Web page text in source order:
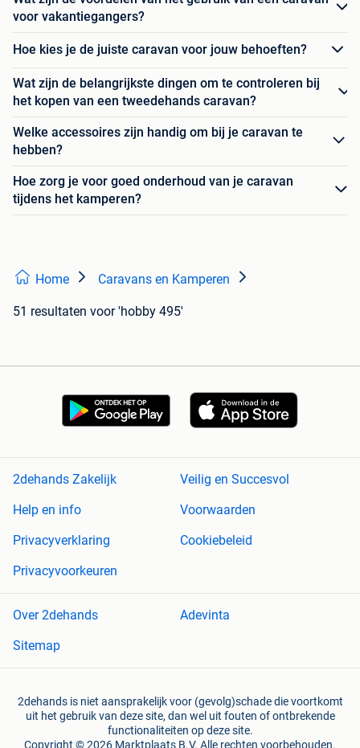
voor vakantiegangers?
Hoe kies je de juiste caravan voor jouw behoeften?
Wat zijn de belangrijkste dingen om te controleren bij
het kopen van een tweedehands caravan?
Welke accessoires zijn handig om bij je caravan te
hebben?
Hoe zorg je voor goed onderhoud van je caravan
tijdens het kamperen?
Home Caravans en Kamperen
51 resultaten voor 'hobby 495'
2dehands Zakelijk
Veilig en Succesvol
Help en info
Voorwaarden
Privacyverklaring
Cookiebeleid
Privacyvoorkeuren
Over 2dehands
Adevinta
Sitemap
2dehands is niet aansprakelijk voor (gevolg)schade die voortkomt
uit het gebruik van deze site, dan wel uit fouten of ontbrekende
functionaliteiten op deze site.
Copyright © 2026 Marktplaats B.V. Alle rechten voorbehouden.